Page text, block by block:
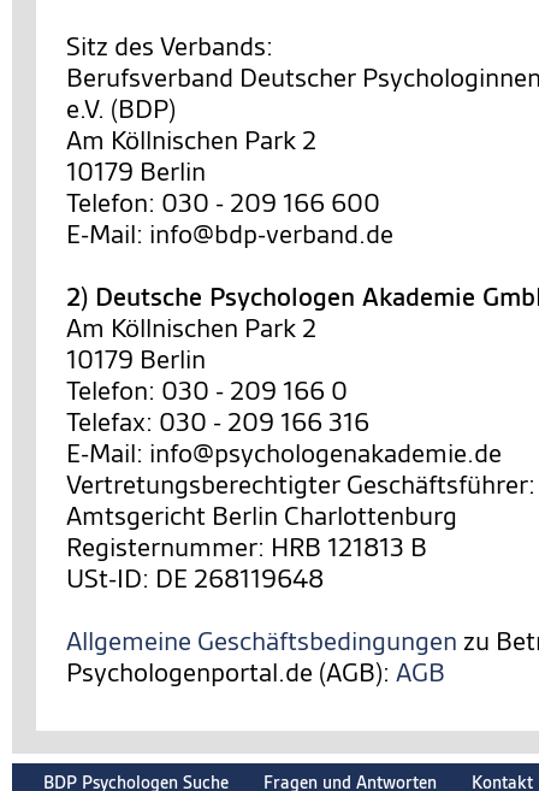
Sitz des Verbands:
Berufsverband Deutscher
e.V. (BDP)
Am Köllnischen Park 2
10179 Berlin
Telefon: 030 - 209 166 600
E-Mail: info@bdp-verband.de
2) Deutsche Psychologen Akademie
Am Köllnischen Park 2
10179 Berlin
Telefon: 030 - 209 166 0
Telefax: 030 - 209 166 316
E-Mail: info@psychologenakademie.de
Vertretungsberechtigter Geschäftsführer:
Amtsgericht Berlin Charlottenburg
Registernummer: HRB 121813 B
USt-ID: DE 268119648
Allgemeine Geschäftsbedingungen zu
Psychologenportal.de (AGB): AGB
BDP Psychologen Suche Fragen und Antworten Kontakt